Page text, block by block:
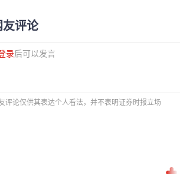
友评论
录后可以发言
评论仅供其表达个人看法，并不表明证券时报立场